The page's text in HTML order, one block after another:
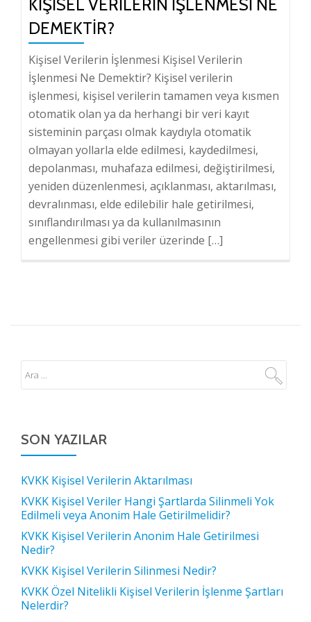
KIŞISEL VERILERIN İŞLENMESI NE
DEMEKTIR?
Kişisel Verilerin İşlenmesi Kişisel Verilerin
İşlenmesi Ne Demektir? Kişisel verilerin
işlenmesi, kişisel verilerin tamamen veya kısmen
otomatik olan ya da herhangi bir veri kayıt
sisteminin parçası olmak kaydıyla otomatik
olmayan yollarla elde edilmesi, kaydedilmesi,
depolanması, muhafaza edilmesi, değiştirilmesi,
yeniden düzenlenmesi, açıklanması, aktarılması,
devralınması, elde edilebilir hale getirilmesi,
sınıflandırılması ya da kullanılmasının
engellenmesi gibi veriler üzerinde […]
SON YAZILAR
KVKK Kişisel Verilerin Aktarılması
KVKK Kişisel Veriler Hangi Şartlarda Silinmeli Yok
Edilmeli veya Anonim Hale Getirilmelidir?
KVKK Kişisel Verilerin Anonim Hale Getirilmesi
Nedir?
KVKK Kişisel Verilerin Silinmesi Nedir?
KVKK Özel Nitelikli Kişisel Verilerin İşlenme Şartları
Nelerdir?